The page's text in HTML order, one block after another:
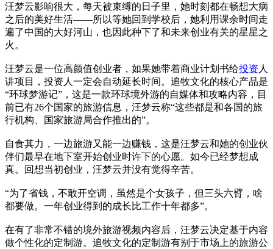
汪梦云影响很大，每天被束缚的日子里，她时刻都在畅想大病
之后的美好生活——所以等她回到学校后，她利用课余时间走
遍了中国的大好河山，也因此种下了和未来创业有关的星星之
火。
汪梦云是一位高颜值创业者，如果她带着商业计划书给投资 人
讲项目，投资人一定会自动延长时间。追牧文化的核心产品是
“环球梦游记”，这是一款环球境外游的自媒体和攻略内容，目
前已有26个国家的旅游信息，汪梦云称“这些都是和各国的旅
行机构、国家旅游局合作推出的”。
自食其力，一边旅游又能一边赚钱，这是汪梦云和她的创业伙
伴们最早在地下室开始创业时许下的心愿。如今已经梦想成
真。回想当初创业，汪梦云并没有觉得辛苦。
“为了省钱，不敢开空调，虽然是个女孩子，但三头六臂，啥
都要做。一年创业得到的成长比工作十年都多”。
在有了非常不错的境外旅游视频内容后，汪梦云决定基于内容
做个性化的定制游。追牧文化的定制游有别于市场上的旅游公